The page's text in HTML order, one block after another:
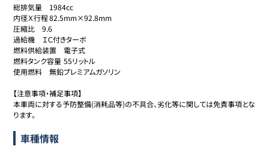
総排気量	1984cc
内径Ｘ行程	82.5mm×92.8mm
圧縮比	9.6
過給機	ＩＣ付きターボ
燃料供給装置	電子式
燃料タンク容量	55リットル
使用燃料	無鉛プレミアムガソリン
【注意事項・補足事項】
本車両に対する予防整備(消耗品等)の不具合、劣化等に関しては免責事項とな
ります。
車種情報